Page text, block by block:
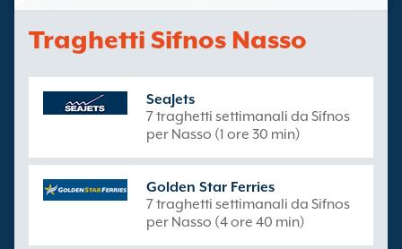
Traghetti Sifnos Nasso
SeaJets
7 traghetti settimanali da Sifnos
per Nasso (1 ore 30 min)
Golden Star Ferries
7 traghetti settimanali da Sifnos
per Nasso (4 ore 40 min)